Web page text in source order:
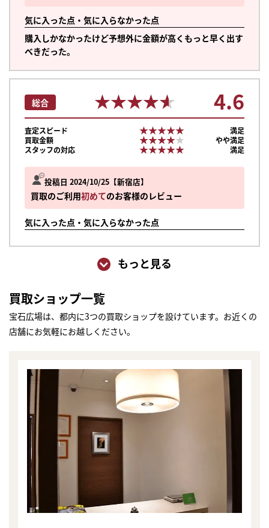
気に入った点・気に入らなかった点
購入しかなかったけど予想外に金額が高くもっと早く出す
べきだった。
投稿日 2024/10/25 新宿店
買取のご利用初めてのお客様のレビュー
気に入った点・気に入らなかった点
総合 ★★★★★
★★★★★ 4.6
査定スピード ★★★★★
★★★★★
満足
買取金額
★★★★★
★★★★★
やや満足
スタッフの対応
★★★★★
★★★★★ 満足
もっと見る
買取ショップ一覧
宝石広場は、都内に3つの買取ショップを設けています。お近くの
店舗にお気軽にお越しください。
まずは
かんたん30秒でお試し査定